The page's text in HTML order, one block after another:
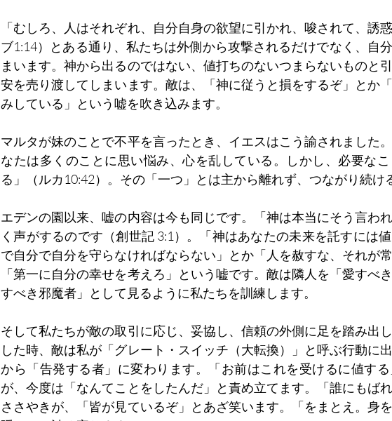
「むしろ、人はそれぞれ、自分自身の欲望に引かれ、唆されて、誘
ブ1:14）とある通り、私たちは外側から攻撃されるだけでなく、自
まいます。神から出るのではない、値打ちのないつまらないものと
安を売り渡してしまいます。敵は、「神に従うと損をするぞ」とか
みしている」という嘘を吹き込みます。
マルタが妹のことで不平を言ったとき、イエスはこう諭されました
なたは多くのことに思い悩み、心を乱している。しかし、必要な
る」（ルカ10:42）。その「一つ」とは主から離れず、つながり続け
エデンの園以来、嘘の内容は今も同じです。「神は本当にそう言わ
く声がするのです（創世記 3:1）。「神はあなたの未来を託すには
で自分で自分を守らなければならない」とか「人を赦すな、それが
「第一に自分の幸せを考えろ」という嘘です。敵は隣人を「愛すべ
すべき邪魔者」として見るように私たちを訓練します。
そして私たちが敵の取引に応じ、妥協し、信頼の外側に足を踏み出
した時、敵は私が「グレート・スイッチ（大転換）」と呼ぶ行動に
から「告発する者」に変わります。「お前はこれを受けるに値す
が、今度は「なんてことをしたんだ」と責め立てます。「誰にもば
ささやきが、「皆が見ているぞ」とあざ笑います。「をまとえ。身